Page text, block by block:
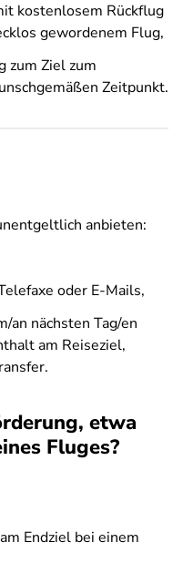
kostenlosem Rückflug
gewordenem Flug,
zum Ziel zum
Zeitpunkt.
anbieten:
oder E-Mails,
an nächsten Tag/en
am Reiseziel,
etwa
Fluges?
Endziel bei einem